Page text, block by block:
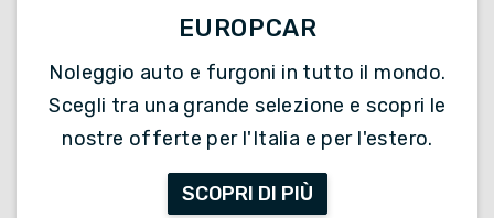
EUROPCAR
Noleggio auto e furgoni in tutto il mondo.
Scegli tra una grande selezione e scopri le
nostre offerte per l'Italia e per l'estero.
SCOPRI DI PIÙ